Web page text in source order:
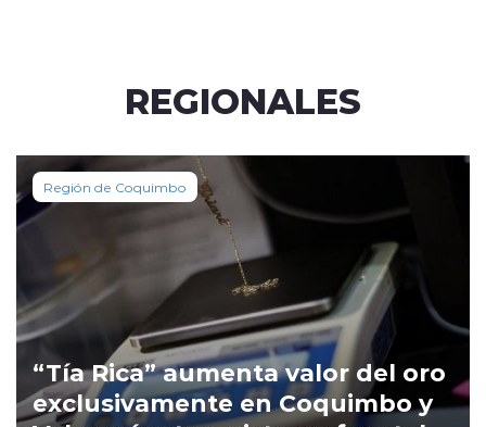
REGIONALES
Región de Coquimbo
“Tía Rica” aumenta valor del oro
exclusivamente en Coquimbo y